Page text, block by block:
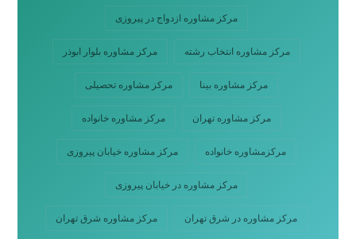
مرکز مشاوره ازدواج در پیروزی
مرکز مشاوره انتخاب رشته مرکز مشاوره بلوار ابوذر
مرکز مشاوره بینا مرکز مشاوره تحصیلی
مرکز مشاوره تهران مرکز مشاوره خانواده
مرکزمشاوره خانواده مرکز مشاوره خیابان پیروزی
مرکز مشاوره در خیابان پیروزی
مرکز مشاوره در شرق تهران مرکز مشاوره شرق تهران